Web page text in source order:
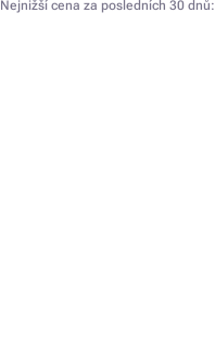
Nejnižší cena za posledních 30 dnů: